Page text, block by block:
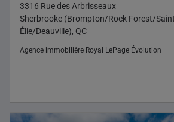
3316 Rue des Arbrisseaux
Sherbrooke (Brompton/Rock Forest/
Élie/Deauville), QC
Agence immobilière Royal LePage Évolution